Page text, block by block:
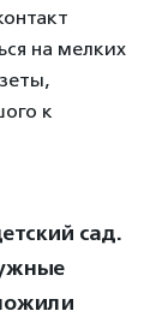
на мелких
к
сад.